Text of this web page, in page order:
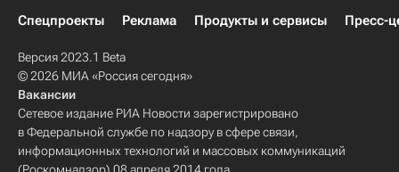
Спецпроекты
Реклама Продукты и сервисы Пресс-
Версия 2023.1 Beta
© 2026 МИА «Россия сегодня»
Вакансии
Сетевое издание РИА Новости зарегистрировано
в Федеральной службе по надзору в сфере связи,
информационных технологий и массовых коммуникаций